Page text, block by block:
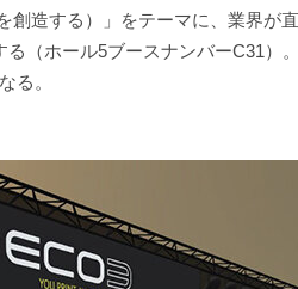
造する）」をテーマに、業界が
（ホール5ブースナンバーC31）
る。